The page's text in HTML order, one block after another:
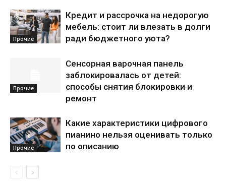
Прочие
Кредит и рассрочка на недорогую
мебель: стоит ли влезать в долги
ради бюджетного уюта?
Прочие
Сенсорная варочная панель
заблокировалась от детей:
способы снятия блокировки и
ремонт
Прочие
Какие характеристики цифрового
пианино нельзя оценивать только
по описанию